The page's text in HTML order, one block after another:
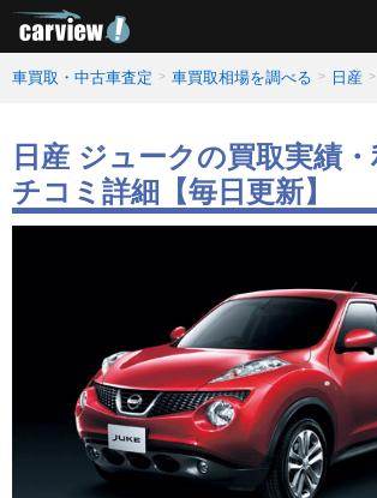
車買取・中古車査定 車買取相場を調べる 日産
日産 ジュークの買取実績
チコミ詳細【毎日更新】